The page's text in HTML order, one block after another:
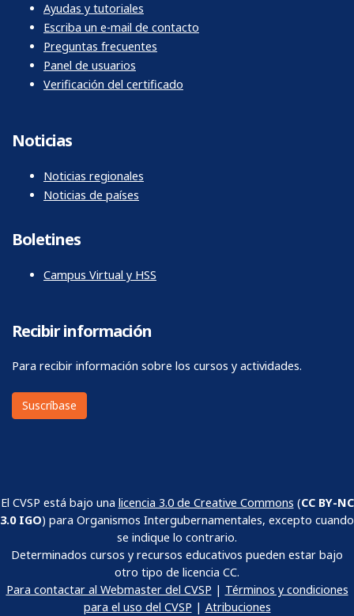
Ayudas y tutoriales
Escriba un e-mail de contacto
Preguntas frecuentes
Panel de usuarios
Verificación del certificado
Noticias
Noticias regionales
Noticias de países
Boletines
Campus Virtual y HSS
Recibir información
Para recibir información sobre los cursos y actividades.
Suscríbase
El CVSP está bajo una licencia 3.0 de Creative Commons (CC BY-NC
3.0 IGO) para Organismos Intergubernamentales, excepto cuando
se indique lo contrario.
Determinados cursos y recursos educativos pueden estar bajo
otro tipo de licencia CC.
Para contactar al Webmaster del CVSP | Términos y condiciones
para el uso del CVSP | Atribuciones